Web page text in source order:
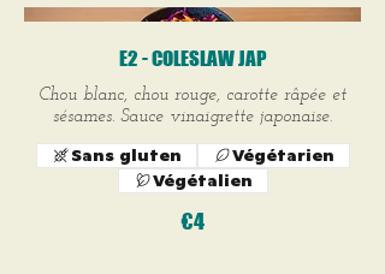
E2 - COLESLAW JAP
Chou blanc, chou rouge, carotte râpée et
sésames. Sauce vinaigrette japonaise.
€4
Sans gluten
Végétarien
Végétalien